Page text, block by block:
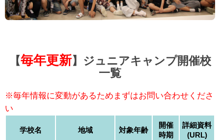
【毎年更新】ジュニアキャンプ開催校
一覧
※毎年情報に変動があるためまずはお問い合わせくださ
い
学校名 地域 対象年齢
開催
時期
詳細資料
(URL)